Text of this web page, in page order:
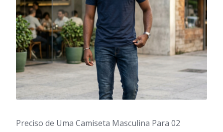
Preciso de Uma Camiseta Masculina Para 02